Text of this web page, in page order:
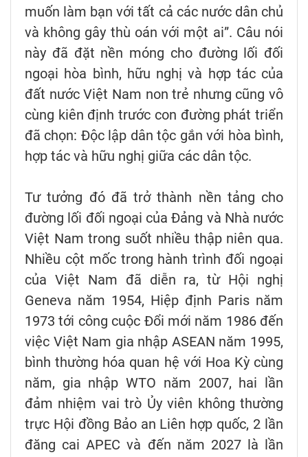
muốn làm bạn với tất cả các nước dân chủ
và không gây thù oán với một ai”. Câu nói
này đã đặt nền móng cho đường lối đối
ngoại hòa bình, hữu nghị và hợp tác của
đất nước Việt Nam non trẻ nhưng cũng vô
cùng kiên định trước con đường phát triển
đã chọn: Độc lập dân tộc gắn với hòa bình,
hợp tác và hữu nghị giữa các dân tộc.
Tư tưởng đó đã trở thành nền tảng cho
đường lối đối ngoại của Đảng và Nhà nước
Việt Nam trong suốt nhiều thập niên qua.
Nhiều cột mốc trong hành trình đối ngoại
của Việt Nam đã diễn ra, từ Hội nghị
Geneva năm 1954, Hiệp định Paris năm
1973 tới công cuộc Đổi mới năm 1986 đến
việc Việt Nam gia nhập ASEAN năm 1995,
bình thường hóa quan hệ với Hoa Kỳ cùng
năm, gia nhập WTO năm 2007, hai lần
đảm nhiệm vai trò Ủy viên không thường
trực Hội đồng Bảo an Liên hợp quốc, 2 lần
đăng cai APEC và đến năm 2027 là lần